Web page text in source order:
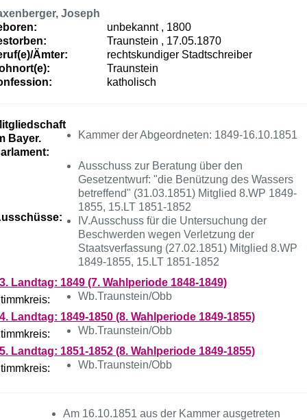
Joseph
unbekannt , 1800
Traunstein , 17.05.1870
Ämter:
rechtskundiger Stadtschreiber
Traunstein
katholisch
Bayer.
Kammer der Abgeordneten: 1849-16.10.1851
Ausschuss zur Beratung über den
Gesetzentwurf: "die Benützung des Wassers
betreffend" (31.03.1851) Mitglied 8.WP 1849-
1855, 15.LT 1851-1852
IV.Ausschuss für die Untersuchung der
Beschwerden wegen Verletzung der
Staatsverfassung (27.02.1851) Mitglied 8.WP
1849-1855, 15.LT 1851-1852
Landtag: 1849 (7. Wahlperiode 1848-1849)
Wb.Traunstein/Obb
Landtag: 1849-1850 (8. Wahlperiode 1849-1855)
Wb.Traunstein/Obb
Landtag: 1851-1852 (8. Wahlperiode 1849-1855)
Wb.Traunstein/Obb
Am 16.10.1851 aus der Kammer ausgetreten